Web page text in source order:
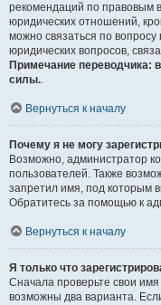
рекомендаций по правовым
юридических отношений,
можно связаться по вопросу
юридических вопросов,
Примечание переводчика:
силы..
Вернуться к началу
Почему я не могу
Возможно, администратор
пользователей. Также
запретил имя, под которым
Обратитесь за помощью к
Вернуться к началу
Я только что
Сначала проверьте свои
возможны два варианта.